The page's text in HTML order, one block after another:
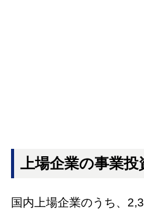
上場企業の事業
国内上場企業のうち、